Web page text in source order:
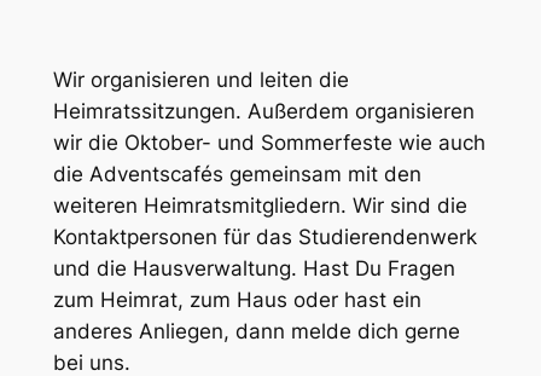
Wir organisieren und leiten die
Heimratssitzungen. Außerdem organisieren
wir die Oktober- und Sommerfeste wie auch
die Adventscafés gemeinsam mit den
weiteren Heimratsmitgliedern. Wir sind die
Kontaktpersonen für das Studierendenwerk
und die Hausverwaltung. Hast Du Fragen
zum Heimrat, zum Haus oder hast ein
anderes Anliegen, dann melde dich gerne
bei uns.